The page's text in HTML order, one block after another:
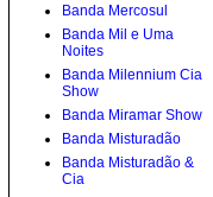
Banda Mercosul
Banda Mil e Uma
Noites
Banda Milennium Cia
Show
Banda Miramar Show
Banda Misturadão
Banda Misturadão &
Cia